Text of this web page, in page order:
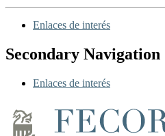
Enlaces de interés
Secondary Navigation
Enlaces de interés